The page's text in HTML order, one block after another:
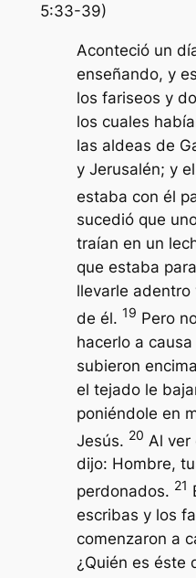
5:33-39)
Aconteció un
enseñando, y
los fariseos y
los cuales
las aldeas de
y Jerusalén; y
estaba con él
sucedió que
traían en un
que estaba
llevarle
de él. 19 Pero
hacerlo a
subieron
el tejado le
poniéndole en
Jesús. 20 Al ver
dijo: Hombre,
perdonados. 21
escribas y los
comenzaron a
¿Quién es éste